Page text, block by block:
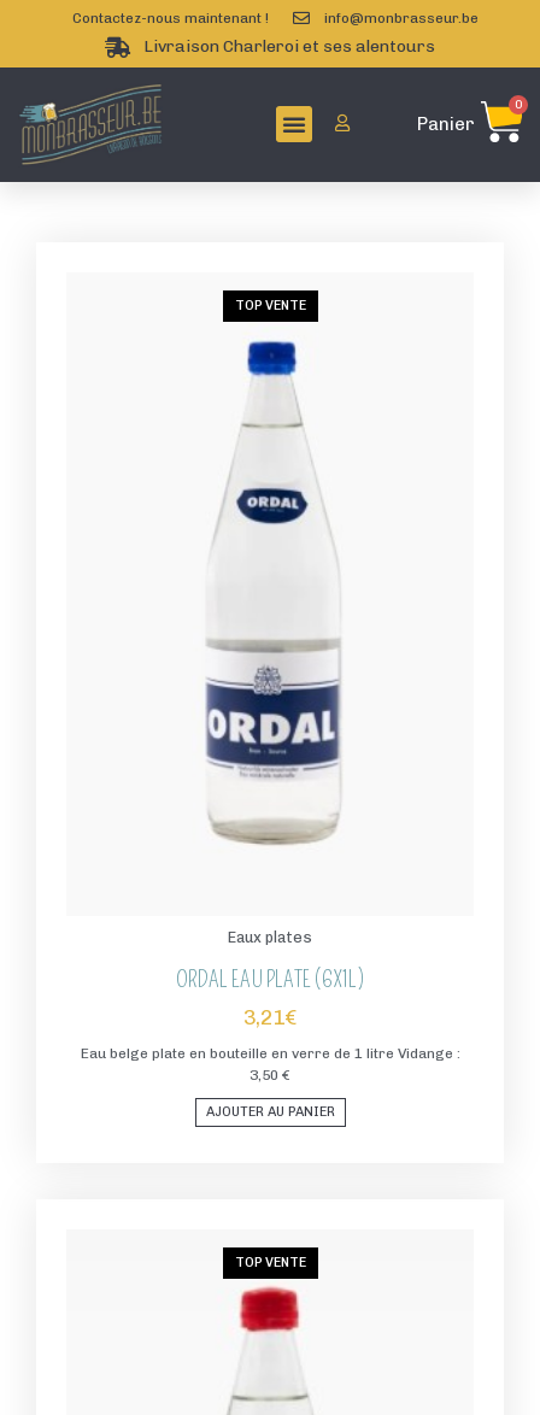
Contactez-nous maintenant ! info@monbrasseur.be
Livraison Charleroi et ses alentours
Panier
0
TOP VENTE
Eaux plates
ORDAL EAU PLATE (6X1L)
3,21€
Eau belge plate en bouteille en verre de 1 litre Vidange :
3,50 €
AJOUTER AU PANIER
TOP VENTE